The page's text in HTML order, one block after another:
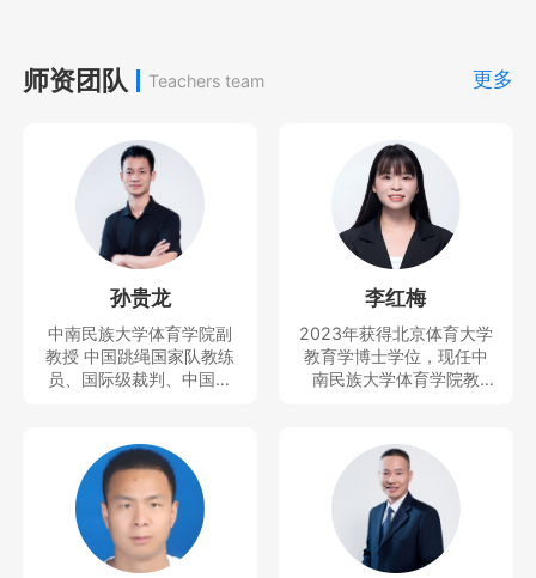
师资团队 Teachers team 更多
孙贵龙
中南民族大学体育学院副
教授 中国跳绳国家队教练
员、国际级裁判、中国民
民族体育协会民族体育理
论与文化推广委员会副秘
书长、全国学校体育联盟
（教学改革）首席专家等
职务，近5年培养跳绳世界
冠军5人，全国冠军40多
李红梅
2023年获得北京体育大学
教育学博士学位，现任中
南民族大学体育学院教
向。曾获得教学竞赛一等
奖，主持及参与完成科技
部重大专项1项和省部级项
目4项，发表SSCI、CSSC
I、SCI等论文10余篇。